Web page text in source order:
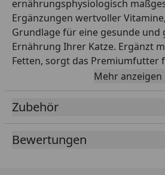
ernährungsphysiologisch
Ergänzungen wertvoller
Grundlage für eine gesunde und
Ernährung Ihrer Katze. Ergänzt
Fetten, sorgt das Premiumfutter
Haut und glänzendesFell. Der
köstlich fleischigen Zutaten aus
Tierhaltung und einzigartiger
Mehr anzeigen
Zubehör
Bewertungen